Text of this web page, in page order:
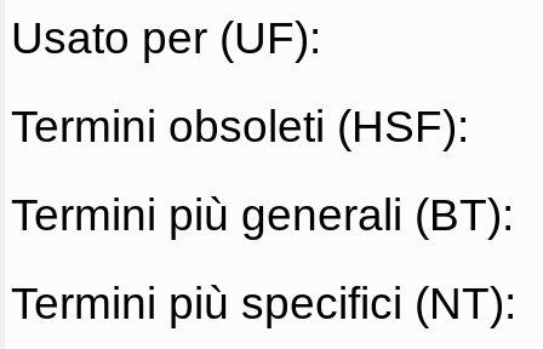
Usato per (UF):
Termini obsoleti (HSF):
Termini più generali (BT):
Termini più specifici (NT):